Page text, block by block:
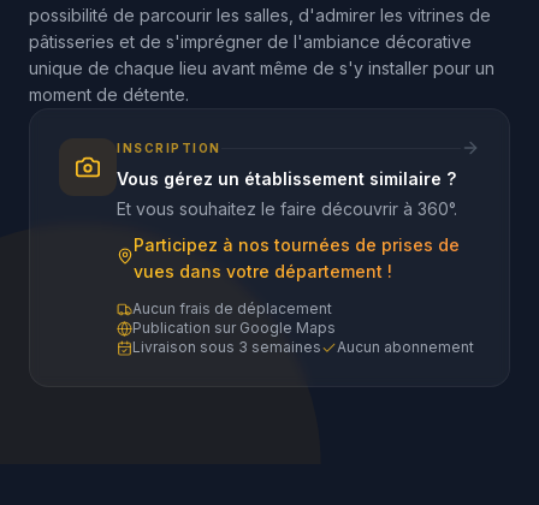
possibilité de parcourir les salles, d'admirer les vitrines de
pâtisseries et de s'imprégner de l'ambiance décorative
unique de chaque lieu avant même de s'y installer pour un
moment de détente.
INSCRIPTION
Vous gérez un établissement similaire ?
Et vous souhaitez le faire découvrir à 360°.
Participez à nos tournées de prises de
vues dans votre département !
Aucun frais de déplacement
Publication sur Google Maps
Livraison sous 3 semaines
Aucun abonnement